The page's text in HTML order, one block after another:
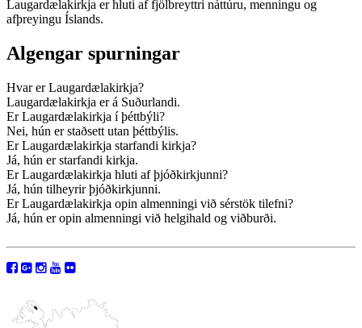
Laugardælakirkja er hluti af fjölbreyttri náttúru, menningu og
afþreyingu Íslands.
Algengar spurningar
Hvar er Laugardælakirkja?
Laugardælakirkja er á Suðurlandi.
Er Laugardælakirkja í þéttbýli?
Nei, hún er staðsett utan þéttbýlis.
Er Laugardælakirkja starfandi kirkja?
Já, hún er starfandi kirkja.
Er Laugardælakirkja hluti af þjóðkirkjunni?
Já, hún tilheyrir þjóðkirkjunni.
Er Laugardælakirkja opin almenningi við sérstök tilefni?
Já, hún er opin almenningi við helgihald og viðburði.